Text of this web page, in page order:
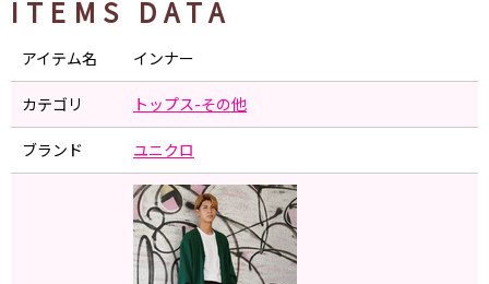
ITEMS DATA
アイテム名 インナー
カテゴリ トップス-その他
ブランド ユニクロ